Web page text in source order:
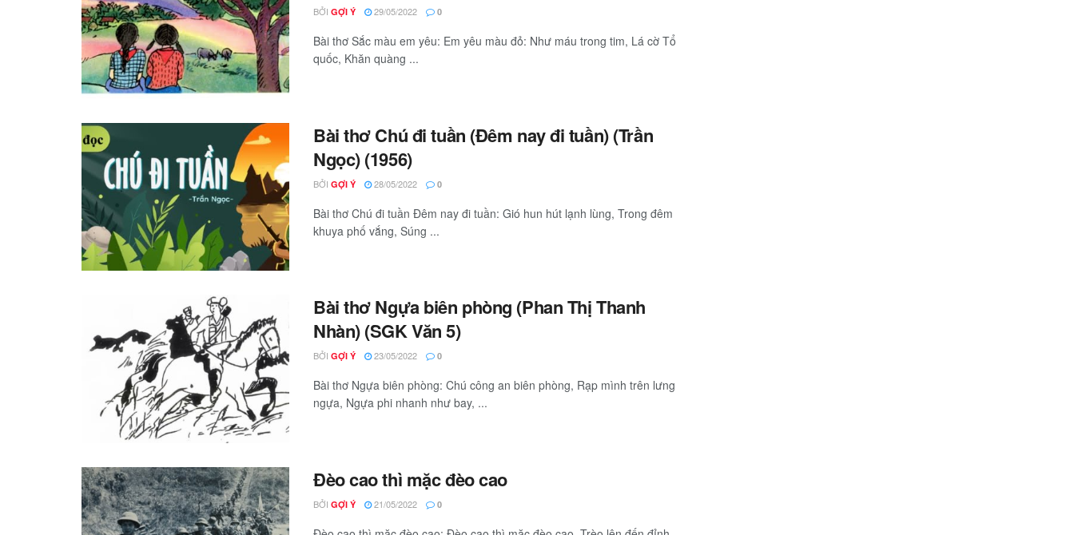
BỞI GỢI Ý 29/05/2022 0
Bài thơ Sắc màu em yêu: Em yêu màu đỏ: Như máu trong tim, Lá cờ Tổ
quốc, Khăn quàng ...
Bài thơ Chú đi tuần (Đêm nay đi tuần) (Trần
Ngọc) (1956)
BỞI GỢI Ý 28/05/2022 0
Bài thơ Chú đi tuần Đêm nay đi tuần: Gió hun hút lạnh lùng, Trong đêm
khuya phố vắng, Súng ...
Bài thơ Ngựa biên phòng (Phan Thị Thanh
Nhàn) (SGK Văn 5)
BỞI GỢI Ý 23/05/2022 0
Bài thơ Ngựa biên phòng: Chú công an biên phòng, Rạp mình trên lưng
ngựa, Ngựa phi nhanh như bay, ...
Đèo cao thì mặc đèo cao
BỞI GỢI Ý 21/05/2022 0